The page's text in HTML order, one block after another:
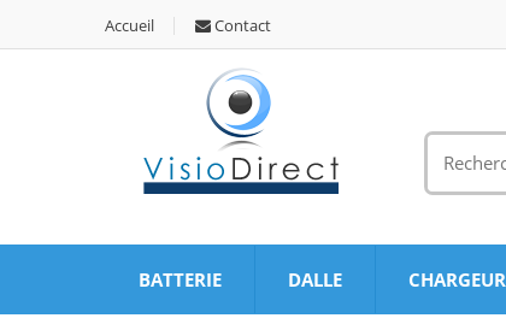
Accueil Contact
BATTERIE DALLE CHARGEUR